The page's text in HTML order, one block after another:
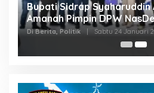
Bupati Sidrap Syaharuddin
Amanah Pimpin DPW
Di Berita, Politik Sabtu 24 Januari